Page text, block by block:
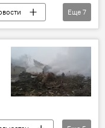
ДТП
Еще 7